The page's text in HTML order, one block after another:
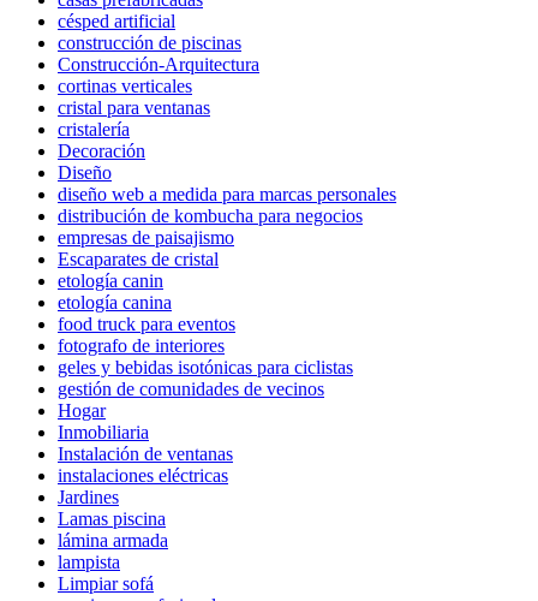
césped artificial
construcción de piscinas
Construcción-Arquitectura
cortinas verticales
cristal para ventanas
cristalería
Decoración
Diseño
diseño web a medida para marcas personales
distribución de kombucha para negocios
empresas de paisajismo
Escaparates de cristal
etología canin
etología canina
food truck para eventos
fotografo de interiores
geles y bebidas isotónicas para ciclistas
gestión de comunidades de vecinos
Hogar
Inmobiliaria
Instalación de ventanas
instalaciones eléctricas
Jardines
Lamas piscina
lámina armada
lampista
Limpiar sofá